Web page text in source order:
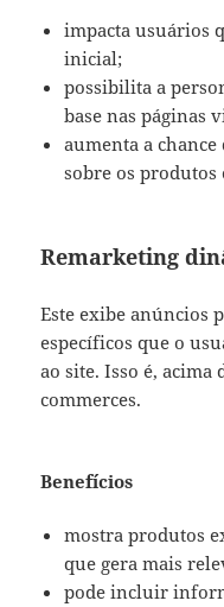
impacta usuários
inicial;
possibilita a
base nas páginas
aumenta a
sobre os produtos
Remarketing
Este exibe anúncios
específicos que o
ao site. Isso é, acima
commerces.
Benefícios
mostra produtos
que gera mais
pode incluir